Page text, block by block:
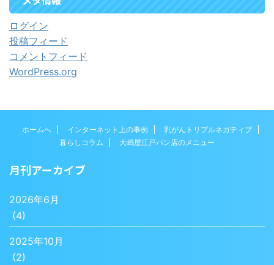
ログイン
投稿フィード
コメントフィード
WordPress.org
ホームへ インターネット上の事例
乳がんトリプルネガティブ
暮らしコラム
大嶋屋江戸パン店のメニュー
月刊アーカイブ
2026年6月
(4)
2025年10月
(2)